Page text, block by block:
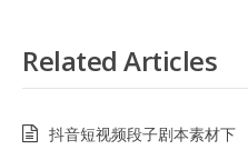
Related Articles
抖音短视频段子剧本素材下